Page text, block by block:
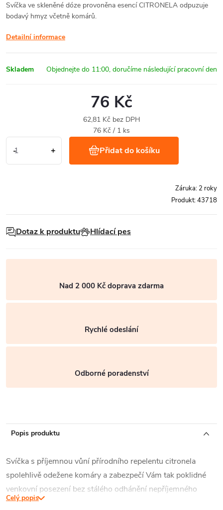
Svíčka ve skleněné dóze provoněna esencí CITRONELA odpuzuje
bodavý hmyz včetně komárů.
Detailní informace
Skladem
76 Kč
62,81 Kč bez DPH
Měrná
76 Kč / 1 ks
Přidat do košíku
Záruka: 2 roky
Produkt:43718
Dotaz k produktu Hlídací pes
Nad 2 000 Kč doprava zdarma
Rychlé odeslání
Odborné poradenství
Popis produktu
Svíčka s příjemnou vůní přírodního repelentu citronela
spolehlivě odežene komáry a zabezpečí Vám tak poklidné
venkovní posezení bez stálého odhánění nepříjemného
hmyzu.
Celý popis